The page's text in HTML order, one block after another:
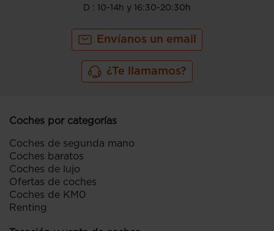
D : 10-14h y 16:30-20:30h
Envíanos un email
¿Te llamamos?
Coches por categorías
Coches de segunda mano
Coches baratos
Coches de lujo
Ofertas de coches
Coches de KM0
Renting